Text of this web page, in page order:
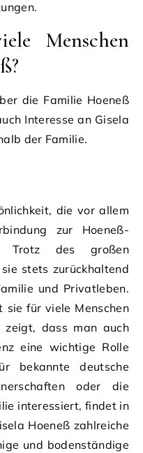
Menschen
die Familie Hoeneß
Interesse an Gisela
der Familie.
die vor allem
zur Hoeneß-
Trotz des großen
stets zurückhaltend
und Privatleben.
sie für viele Menschen
zeigt, dass man auch
eine wichtige Rolle
bekannte deutsche
oder die
interessiert, findet in
Hoeneß zahlreiche
und bodenständige